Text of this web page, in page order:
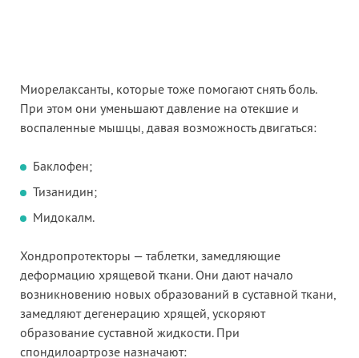
Миорелаксанты, которые тоже помогают снять боль.
При этом они уменьшают давление на отекшие и
воспаленные мышцы, давая возможность двигаться:
Баклофен;
Тизанидин;
Мидокалм.
Хондропротекторы — таблетки, замедляющие
деформацию хрящевой ткани. Они дают начало
возникновению новых образований в суставной ткани,
замедляют дегенерацию хрящей, ускоряют
образование суставной жидкости. При
спондилоартрозе назначают: